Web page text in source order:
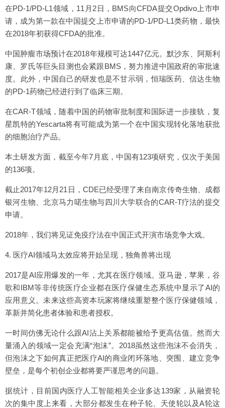
在PD-1/PD-L1领域，11月2日，BMS向CFDA提交Opdivo上市申
请，成为第一款在中国提交上市申请的PD-1/PD-L1类药物，最快
在2018年初获得CFDA的批准。
中国肿瘤市场预计在2018年规模可达1447亿元。默沙东、阿斯利
康、罗氏等巨头目测也会紧跟BMS，努力推进中国政府的审批速
度。此外，中国自己的研发也是不甘示弱，恒瑞医药、信达生物
的PD-1药物已经进行到了临床三期。
在CAR-T领域，随着中国的药物审批制度和国际进一步接轨，复
星凯特的Yescarta将有可能成为第一个在中国实现转化落地获批
的细胞治疗产品。
本土研发方面，截至今年7月底，中国有123项研究，仅次于美国
的136项。
截止2017年12月21日，CDE已经受理了来自南京传奇生物、成都
银河生物、北京马力喏生物与四川大学联合的CAR-T疗法的提交
申请。
2018年，我们将见证免疫疗法在中国正式开演市场竞争大戏。
4. 医疗AI领域马太效应将开始呈现，独角兽将出现
2017是AI应用爆发的一年，尤其在医疗领域。亚马逊，苹果，谷
歌和IBM等非传统医疗企业都在医疗保健生态系统中显示了AI的
应用意义。未来这些高资本玩家将继续重塑整个医疗保健领域，
革新并简化患者体验和患者授权。
一时间仿佛无论什么跟AI沾上关系都能被给予更高估值。然而大
量涌入的领域一定会充满“泡沫”。2018虽然这些泡沫不会消失，
但泡沫之下如何真正把医疗AI的商业闭环落地、突围、建立竞争
壁垒，是每个初创企业都将要严谨思考的问题。
据统计，目前国内医疗人工智能相关企业多达139家，从融资轮
次的集中度上来看，大部分都发生在种子轮、天使轮以及A轮这